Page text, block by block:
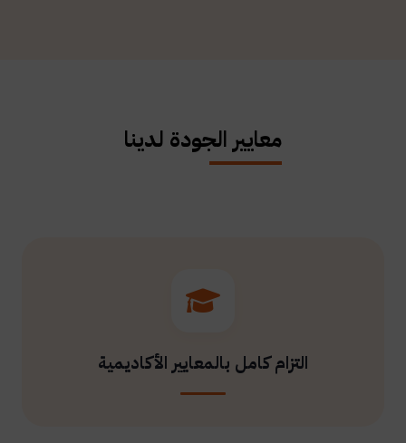
معايير الجودة لدينا
التزام كامل بالمعايير الأكاديمية